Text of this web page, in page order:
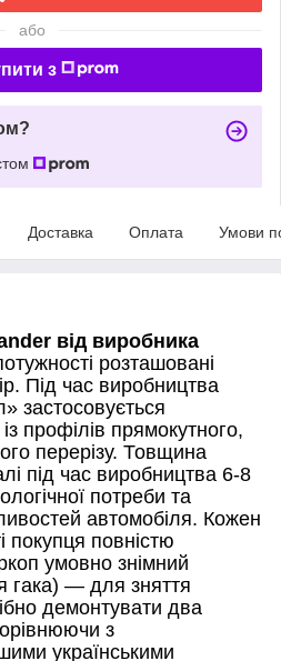
або
з
Доставка Оплата Умови
від виробника
розташовані
Під час виробництва
застосовується
профілів прямокутного,
перерізу. Товщина
під час виробництва 6-8
потреби та
автомобіля. Кожен
покупця повністю
умовно знімний
гака) — для зняття
демонтувати два
з
українськими